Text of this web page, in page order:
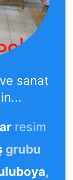
sanat
resim
grubu
,